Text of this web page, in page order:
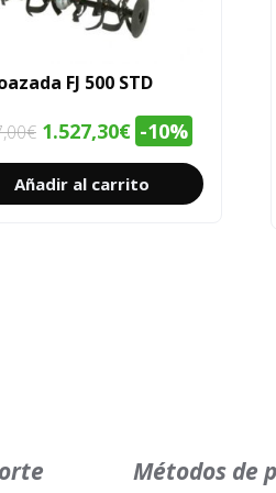
FJ 500 STD
€ El
precio
original
1.527,30€El
precio
actual
-10%
Añadir al carrito
Métodos de